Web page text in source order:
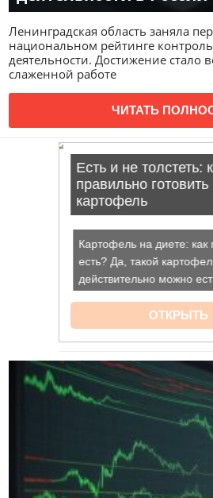
Ленинградская область заняла
национальном рейтинге
деятельности. Достижение стало
слаженной работе
ЧИТАТЬ